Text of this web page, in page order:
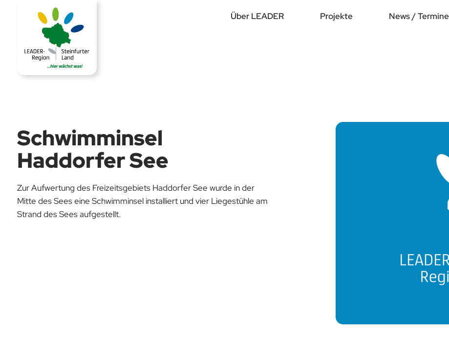
Über LEADER Projekte News / Termine
Schwimminsel
Haddorfer See
Zur Aufwertung des Freizeitsgebiets Haddorfer See wurde in der
Mitte des Sees eine Schwimminsel installiert und vier Liegestühle am
Strand des Sees aufgestellt.